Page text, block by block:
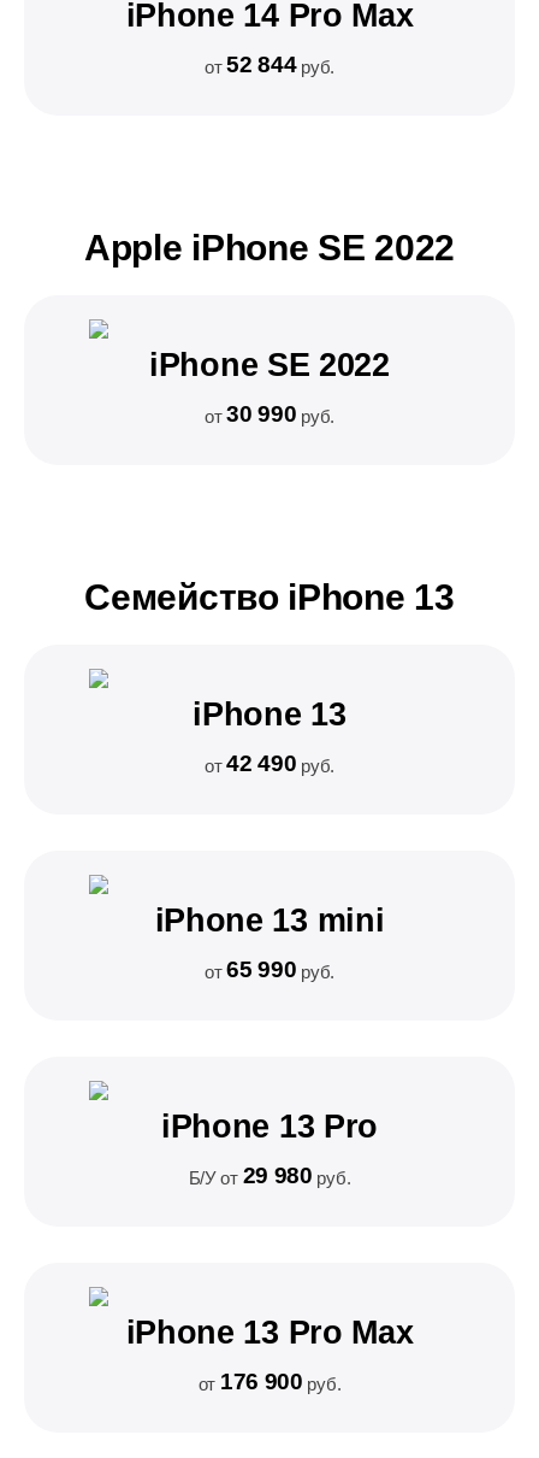
iPhone 14 Pro Max
от52 844руб.
Apple iPhone SE 2022
iPhone SE 2022
от30 990 руб.
Семейство iPhone 13
iPhone 13
от42 490 руб.
iPhone 13 mini
от65 990 руб.
iPhone 13 Pro
Б/У от 29 980 руб.
iPhone 13 Pro Max
от 176 900 руб.